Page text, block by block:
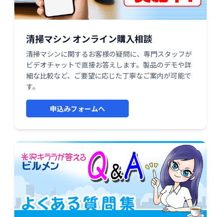
清掃マシン オンライン購入相談
清掃マシンに関するお客様の疑問に、専門スタッフが
ビデオチャットで直接お答えします。製品のデモや詳
細な比較など、ご要望に応じた丁寧なご案内が可能で
す。
申込みフォームへ